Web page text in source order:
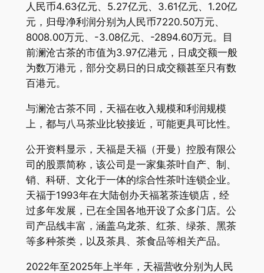
人民币4.63亿元、5.27亿元、3.61亿元、1.20亿
元，归母净利润分别为人民币7220.50万元、
8008.00万元、-3.08亿元、-2894.60万元。目
前澜沧古茶的市值为3.97亿港元，日成交额一般
为数万港元，部分交易日的日成交额甚至只有数
百港元。
与澜沧古茶不同，天福在收入规模和利润规模
上，都与八马茶业比较接近，可能更具可比性。
公开资料显示，天福是天福（开曼）控股有限公
司的股票简称，该公司是一家集茶叶自产、制、
销、科研、文化于一体的综合性茶叶连锁企业。
天福于1993年在大陆创办天福茗茶连锁店，经
过多年发展，已在全国各地开设了众多门店。公
司产品线丰富，涵盖乌龙茶、红茶、绿茶、黑茶
等多种茶类，以及茶具、茶食品等相关产品。
2022年至2025年上半年，天福营收分别为人民